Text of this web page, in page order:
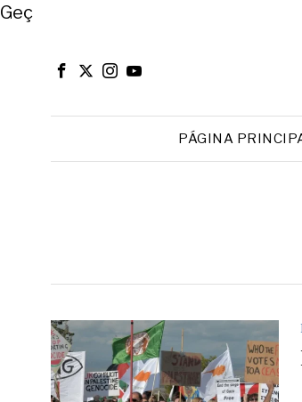
Close
Geç
PÁGINA